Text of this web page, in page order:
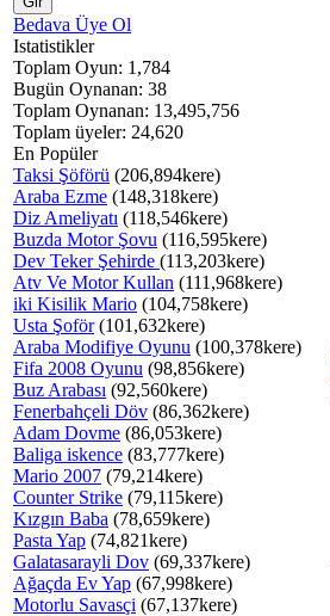
Bedava Üye Ol
Istatistikler
Toplam Oyun: 1,784
Bugün Oynanan: 38
Toplam Oynanan: 13,495,756
Toplam üyeler: 24,620
En Popüler
Taksi Şöförü (206,894kere)
Araba Ezme (148,318kere)
Diz Ameliyatı (118,546kere)
Buzda Motor Şovu (116,595kere)
Dev Teker Şehirde (113,203kere)
Atv Ve Motor Kullan (111,968kere)
iki Kisilik Mario (104,758kere)
Usta Şoför(101,632kere)
Araba Modifiye Oyunu (100,378kere)
Fifa 2008 Oyunu (98,856kere)
Buz Arabası (92,560kere)
Fenerbahçeli Döv (86,362kere)
Adam Dovme (86,053kere)
Baliga iskence (83,777kere)
Mario 2007 (79,214kere)
Counter Strike (79,115kere)
Kızgın Baba (78,659kere)
Pasta Yap (74,821kere)
Galatasarayli Dov (69,337kere)
Ağaçda Ev Yap (67,998kere)
Motorlu Savasçi (67,137kere)